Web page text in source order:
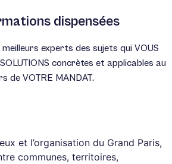
dispensées
meilleurs experts des sujets qui VOUS
concrètes et applicables au
de VOTRE MANDAT.
et l’organisation du Grand Paris,
communes, territoires,